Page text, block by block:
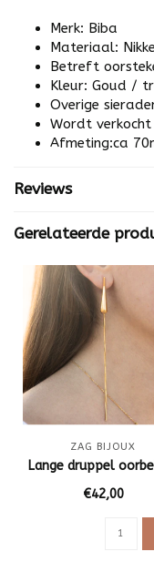
Merk: Biba
Materiaal:
Betreft
Kleur: Goud /
Overige
Wordt
Afmeting:ca
Reviews
Gerelateerde
ZAG BIJOUX
Lange druppel
€42,00